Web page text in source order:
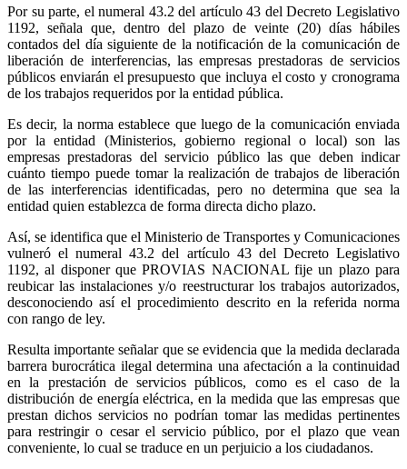
Por su parte, el numeral 43.2 del artículo 43 del Decreto Legislativo
1192, señala que, dentro del plazo de veinte (20) días hábiles
contados del día siguiente de la notificación de la comunicación de
liberación de interferencias, las empresas prestadoras de servicios
públicos enviarán el presupuesto que incluya el costo y cronograma
de los trabajos requeridos por la entidad pública.
Es decir, la norma establece que luego de la comunicación enviada
por la entidad (Ministerios, gobierno regional o local) son las
empresas prestadoras del servicio público las que deben indicar
cuánto tiempo puede tomar la realización de trabajos de liberación
de las interferencias identificadas, pero no determina que sea la
entidad quien establezca de forma directa dicho plazo.
Así, se identifica que el Ministerio de Transportes y Comunicaciones
vulneró el numeral 43.2 del artículo 43 del Decreto Legislativo
1192, al disponer que PROVIAS NACIONAL fije un plazo para
reubicar las instalaciones y/o reestructurar los trabajos autorizados,
desconociendo así el procedimiento descrito en la referida norma
con rango de ley.
Resulta importante señalar que se evidencia que la medida declarada
barrera burocrática ilegal determina una afectación a la continuidad
en la prestación de servicios públicos, como es el caso de la
distribución de energía eléctrica, en la medida que las empresas que
prestan dichos servicios no podrían tomar las medidas pertinentes
para restringir o cesar el servicio público, por el plazo que vean
conveniente, lo cual se traduce en un perjuicio a los ciudadanos.